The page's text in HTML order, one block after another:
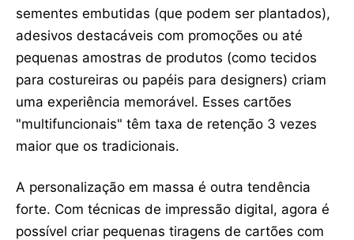
sementes embutidas (que podem ser plantados),
adesivos destacáveis com promoções ou até
pequenas amostras de produtos (como tecidos
para costureiras ou papéis para designers) criam
uma experiência memorável. Esses cartões
"multifuncionais" têm taxa de retenção 3 vezes
maior que os tradicionais.
A personalização em massa é outra tendência
forte. Com técnicas de impressão digital, agora é
possível criar pequenas tiragens de cartões com